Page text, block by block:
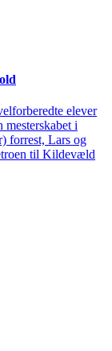
elever
i
forrest, Lars og
til Kildevæld